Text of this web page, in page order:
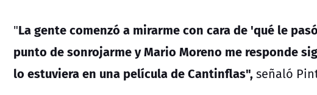
"La gente comenzó a mirarme con cara de 'qué le
punto de sonrojarme y Mario Moreno me responde
lo estuviera en una película de Cantinflas",señaló